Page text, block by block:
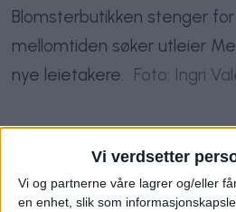
Vi verdsetter
Vi og partnerne våre lagrer og/eller
en enhet, slik som
Blomsterbutikken stenger for
mellomtiden søker utleier
nye leietakere. Foto: Ingri
– En